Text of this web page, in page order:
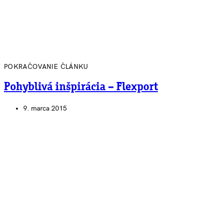
POKRAČOVANIE ČLÁNKU
Pohyblivá inšpirácia – Flexport
9. marca 2015